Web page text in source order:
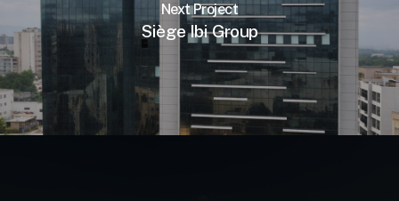
Next Project
Siège Ibi Group